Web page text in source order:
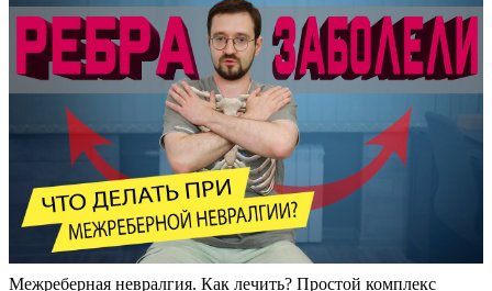
Межреберная невралгия. Как лечить? Простой комплекс